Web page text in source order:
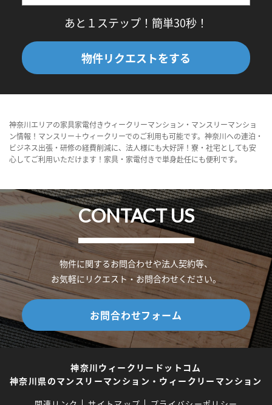
あと１ステップ！簡単30秒！
物件リクエストをする
神奈川エリアの家具家電付きウィークリーマンション・マンスリーマンショ
ン情報！マンスリー＋ウィークリーでのご利用も可能です。神奈川への連泊・
ビジネス出張・研修の経費削減に、法人様にも大好評！寮・社宅としても安
心してご利用いただけます！家具・家電付きで単身赴任にも便利です。
CONTACT US
物件に関するお問合わせや法人契約等、
お気軽にリクエスト・お問合わせください。
お問合わせフォーム
神奈川ウィークリードットコム
神奈川県のマンスリーマンション・ウィークリーマンション